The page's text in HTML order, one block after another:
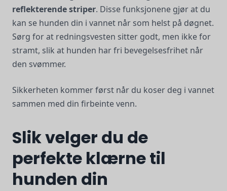
reflekterende striper. Disse funksjonene gjør at du
kan se hunden din i vannet når som helst på døgnet.
Sørg for at redningsvesten sitter godt, men ikke for
stramt, slik at hunden har fri bevegelsesfrihet når
den svømmer.
Sikkerheten kommer først når du koser deg i vannet
sammen med din firbeinte venn.
Slik velger du de
perfekte klærne til
hunden din